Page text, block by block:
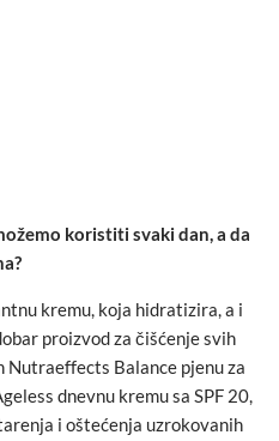
koristiti svaki dan, a da
kremu, koja hidratizira, a i
proizvod za čišćenje svih
Nutraeffects Balance pjenu za
dnevnu kremu sa SPF 20,
i oštećenja uzrokovanih